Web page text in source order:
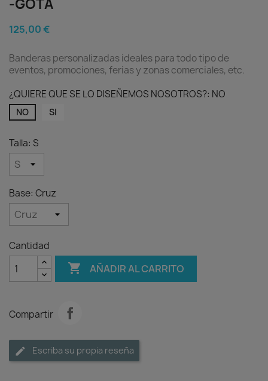
-GOTA
125,00 €
Banderas personalizadas ideales para todo tipo de
eventos, promociones, ferias y zonas comerciales, etc.
¿QUIERE QUE SE LO DISEÑEMOS NOSOTROS?: NO
NO SI
Talla: S
Base: Cruz
Cantidad
 AÑADIR AL CARRITO
Compartir
Escriba su propia reseña